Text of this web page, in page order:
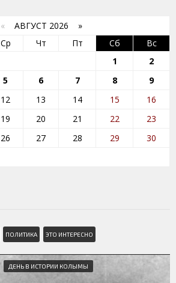
« АВГУСТ 2026 »
Ср Чт Пт Сб
Вс
1
2
5 6 7 8
9
12 13 14 15
16
19 20 21 22
23
26 27 28 29
30
ПОЛИТИКА ЭТО ИНТЕРЕСНО
ДЕНЬ В ИСТОРИИ КОЛЫМЫ